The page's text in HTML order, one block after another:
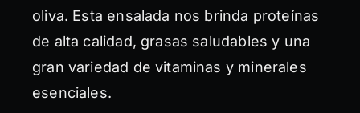
oliva. Esta ensalada nos brinda proteínas
de alta calidad, grasas saludables y una
gran variedad de vitaminas y minerales
esenciales.